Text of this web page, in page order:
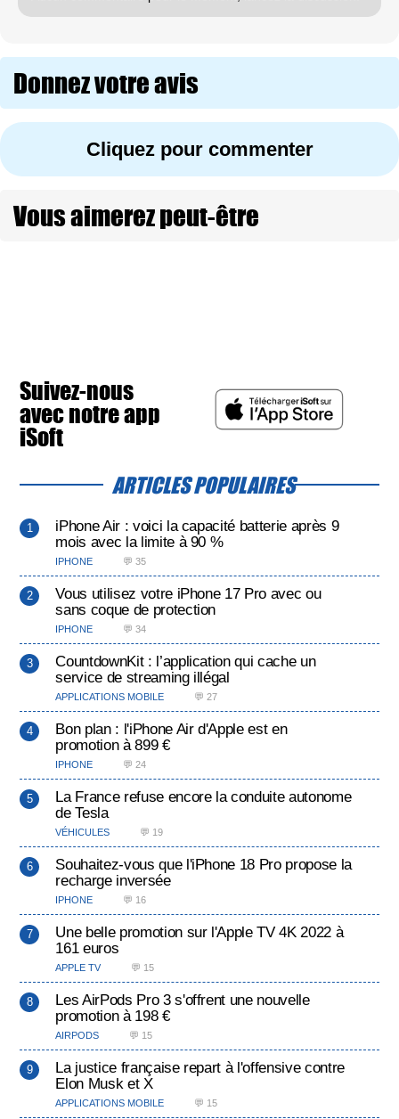
Donnez votre avis
Cliquez pour commenter
Vous aimerez peut-être
Suivez-nous
avec notre app
iSoft
ARTICLES POPULAIRES
iPhone Air : voici la capacité batterie après 9
mois avec la limite à 90 %
IPHONE 💬 35
Vous utilisez votre iPhone 17 Pro avec ou
sans coque de protection
IPHONE 💬 34
CountdownKit : l’application qui cache un
service de streaming illégal
APPLICATIONS MOBILE 💬 27
Bon plan : l'iPhone Air d'Apple est en
promotion à 899 €
IPHONE 💬 24
La France refuse encore la conduite autonome
de Tesla
VÉHICULES 💬 19
Souhaitez-vous que l'iPhone 18 Pro propose la
recharge inversée
IPHONE 💬 16
Une belle promotion sur l'Apple TV 4K 2022 à
161 euros
APPLE TV 💬 15
Les AirPods Pro 3 s'offrent une nouvelle
promotion à 198 €
AIRPODS 💬 15
La justice française repart à l'offensive contre
Elon Musk et X
APPLICATIONS MOBILE 💬 15